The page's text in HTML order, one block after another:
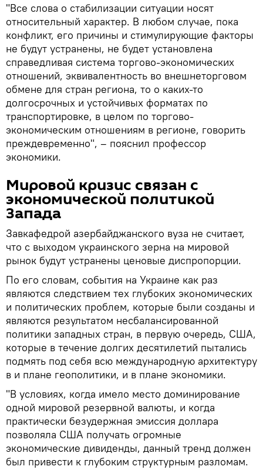
"Все слова о стабилизации ситуации носят
относительный характер. В любом случае, пока
конфликт, его причины и стимулирующие факторы
не будут устранены, не будет установлена
справедливая система торгово-экономических
отношений, эквивалентность во внешнеторговом
обмене для стран региона, то о каких-то
долгосрочных и устойчивых форматах по
транспортировке, в целом по торгово-
экономическим отношениям в регионе, говорить
преждевременно", – пояснил профессор
экономики.
Мировой кризис связан с
экономической политикой
Запада
Завкафедрой азербайджанского вуза не считает,
что с выходом украинского зерна на мировой
рынок будут устранены ценовые диспропорции.
По его словам, события на Украине как раз
являются следствием тех глубоких экономических
и политических проблем, которые были созданы и
являются результатом несбалансированной
политики западных стран, в первую очередь, США,
которые в течение долгих десятилетий пытались
подмять под себя всю международную архитектуру
в и плане геополитики, и в плане экономики.
"В условиях, когда имело место доминирование
одной мировой резервной валюты, и когда
практически безудержная эмиссия доллара
позволяла США получать огромные
экономические дивиденды, данный тренд должен
был привести к глубоким структурным разломам.